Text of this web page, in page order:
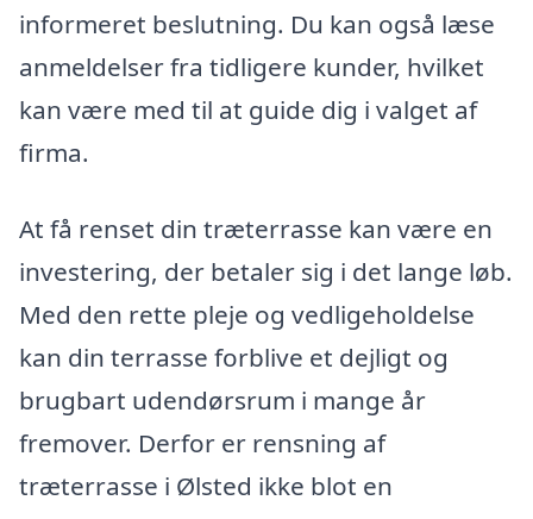
informeret beslutning. Du kan også læse
anmeldelser fra tidligere kunder, hvilket
kan være med til at guide dig i valget af
firma.
At få renset din træterrasse kan være en
investering, der betaler sig i det lange løb.
Med den rette pleje og vedligeholdelse
kan din terrasse forblive et dejligt og
brugbart udendørsrum i mange år
fremover. Derfor er rensning af
træterrasse i Ølsted ikke blot en